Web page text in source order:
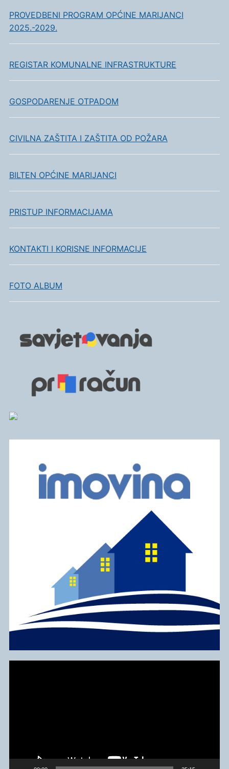
PROVEDBENI PROGRAM OPĆINE MARIJANCI
2025.-2029.
REGISTAR KOMUNALNE INFRASTRUKTURE
GOSPODARENJE OTPADOM
CIVILNA ZAŠTITA I ZAŠTITA OD POŽARA
BILTEN OPĆINE MARIJANCI
PRISTUP INFORMACIJAMA
KONTAKTI I KORISNE INFORMACIJE
FOTO ALBUM